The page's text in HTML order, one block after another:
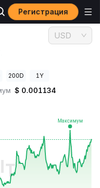
Регистрация
ST
USD
200D 1Y
$ 0.001134